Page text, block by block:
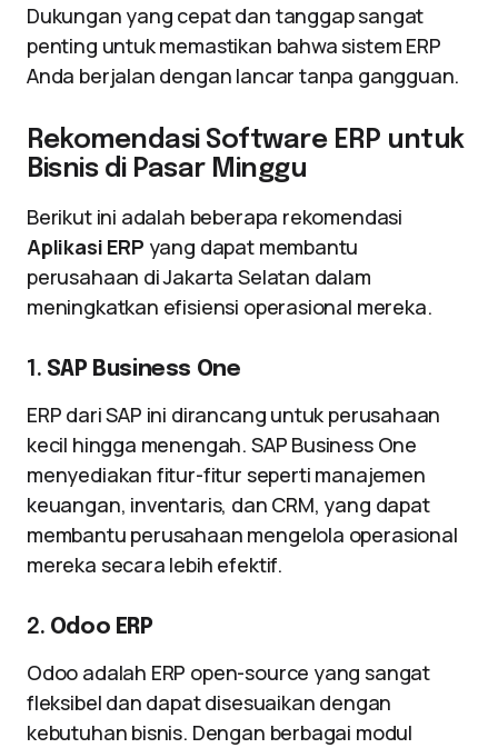
Dukungan yang cepat dan tanggap sangat
penting untuk memastikan bahwa sistem ERP
Anda berjalan dengan lancar tanpa gangguan.
Rekomendasi Software ERP untuk
Bisnis di Pasar Minggu
Berikut ini adalah beberapa rekomendasi
Aplikasi ERP yang dapat membantu
perusahaan di Jakarta Selatan dalam
meningkatkan efisiensi operasional mereka.
1. SAP Business One
ERP dari SAP ini dirancang untuk perusahaan
kecil hingga menengah. SAP Business One
menyediakan fitur-fitur seperti manajemen
keuangan, inventaris, dan CRM, yang dapat
membantu perusahaan mengelola operasional
mereka secara lebih efektif.
2. Odoo ERP
Odoo adalah ERP open-source yang sangat
fleksibel dan dapat disesuaikan dengan
kebutuhan bisnis. Dengan berbagai modul